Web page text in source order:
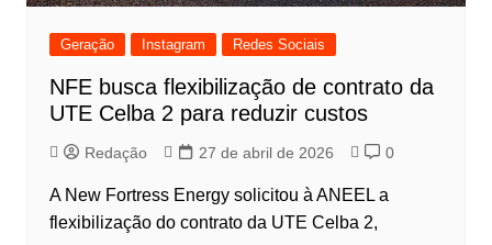
Geração Instagram Redes Sociais
NFE busca flexibilização de contrato da
UTE Celba 2 para reduzir custos
Redação 27 de abril de 2026 0
A New Fortress Energy solicitou à ANEEL a
flexibilização do contrato da UTE Celba 2,